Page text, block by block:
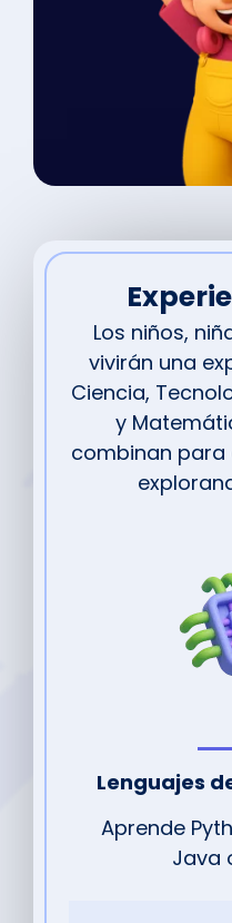
Los niños,
vivirán una
Ciencia,
y
combinan para
Lenguajes
Aprende
Java